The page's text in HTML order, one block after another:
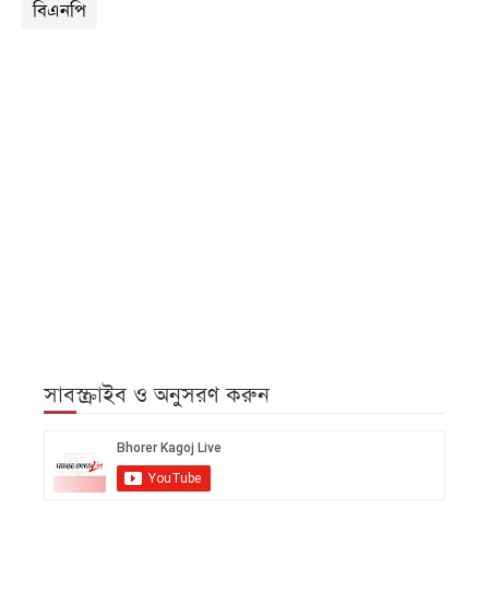
বিএনপি
সাবস্ক্রাইব ও অনুসরণ করুন